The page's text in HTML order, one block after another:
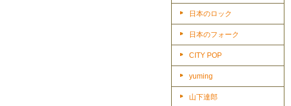
日本のロック
日本のフォーク
CITY POP
yuming
山下達郎